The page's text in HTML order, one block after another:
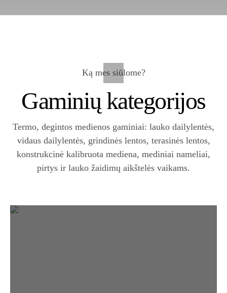
Ką mes siūlome?
Gaminių kategorijos
Termo, degintos medienos gaminiai: lauko dailylentės,
vidaus dailylentės, grindinės lentos, terasinės lentos,
konstrukcinė kalibruota mediena, mediniai nameliai,
pirtys ir lauko žaidimų aikštelės vaikams.